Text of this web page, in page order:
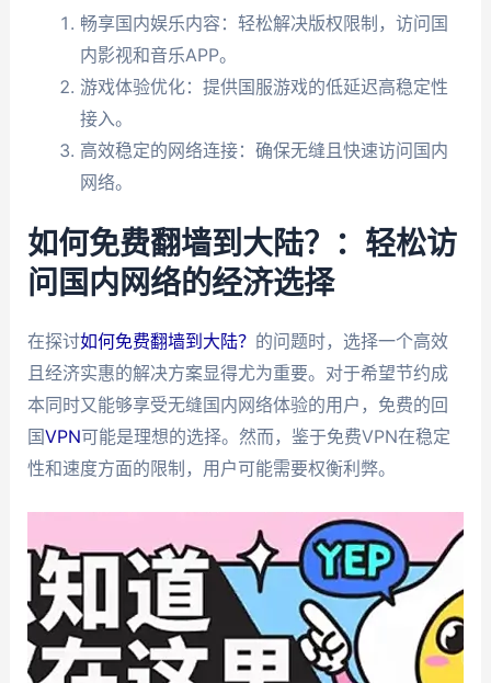
畅享国内娱乐内容：轻松解决版权限制，访问国
内影视和音乐APP。
游戏体验优化：提供国服游戏的低延迟高稳定性
接入。
高效稳定的网络连接：确保无缝且快速访问国内
网络。
如何免费翻墙到大陆？：轻松访
问国内网络的经济选择
在探讨如何免费翻墙到大陆？ 的问题时，选择一个高效
且经济实惠的解决方案显得尤为重要。对于希望节约成
本同时又能够享受无缝国内网络体验的用户，免费的回
国VPN可能是理想的选择。然而，鉴于免费VPN在稳定
性和速度方面的限制，用户可能需要权衡利弊。